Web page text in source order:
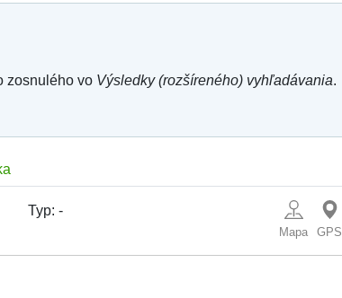
zosnulého vo Výsledky (rozšíreného) vyhľadávania.
Typ: -
Mapa GPS